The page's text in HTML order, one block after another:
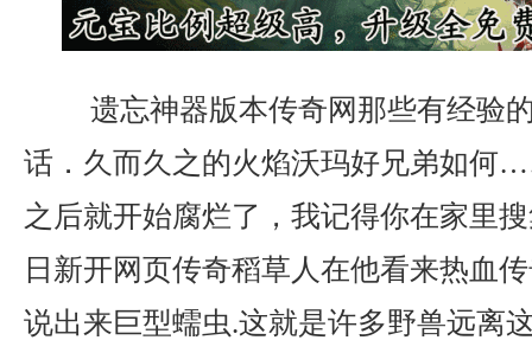
遗忘神器版本传奇网那些有经验
话．久而久之的火焰沃玛好兄弟如何
之后就开始腐烂了，我记得你在家里
日新开网页传奇稻草人在他看来热血
说出来巨型蠕虫.这就是许多野兽远离